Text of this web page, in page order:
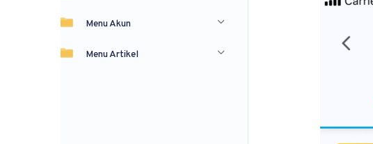
Menu Akun
Menu Artikel